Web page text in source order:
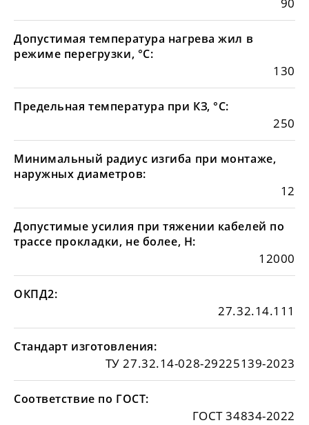
Допустимая температура нагрева жил в
режиме перегрузки, °С:
130
Предельная температура при КЗ, °С:
250
Минимальный радиус изгиба при монтаже,
наружных диаметров:
12
Допустимые усилия при тяжении кабелей по
трассе прокладки, не более, Н:
12000
ОКПД2:
27.32.14.111
Стандарт изготовления:
ТУ 27.32.14-028-29225139-2023
Соответствие по ГОСТ:
ГОСТ 34834-2022